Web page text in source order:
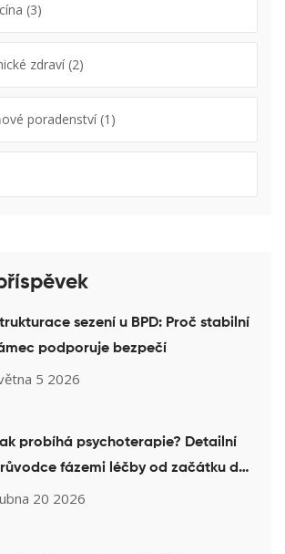
(3)
zdraví(2)
poradenství(1)
sezení u BPD: Proč stabilní
podporuje bezpečí
5 2026
probíhá psychoterapie? Detailní
fázemi léčby od začátku do
20 2026